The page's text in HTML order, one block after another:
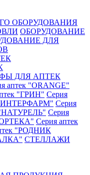
ОБОРУДОВАНИЯ
ОБОРУДОВАНИЕ
ДЛЯ
ДЛЯ АПТЕК
аптек "ORANGE"
"ГРИН" Серия
"ИНТЕРФАРМ" Серия
"НАТУРЕЛЬ" Серия
Серия аптек
"РОДНИК
СТЕЛЛАЖИ